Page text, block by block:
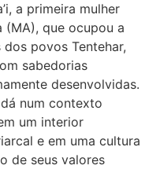
a primeira mulher
(MA), que ocupou a
povos Tentehar,
sabedorias
desenvolvidas.
num contexto
um interior
e em uma cultura
de seus valores